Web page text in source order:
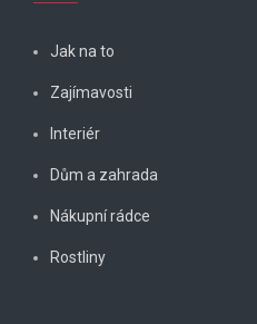
Jak na to
Zajímavosti
Interiér
Dům a zahrada
Nákupní rádce
Rostliny